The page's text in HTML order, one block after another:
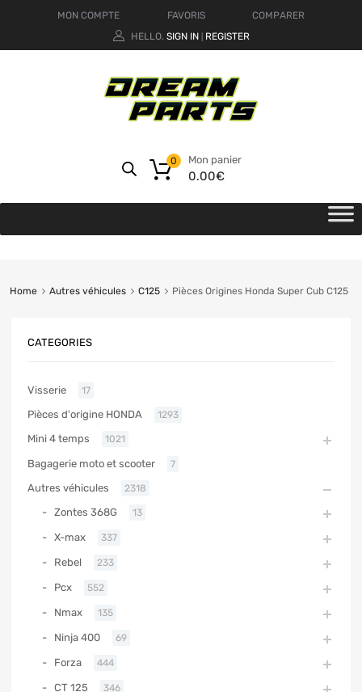
MON COMPTE FAVORIS
COMPARER
HELLO. SIGN IN REGISTER
Mon panier
0.00€
0
Home Autres véhicules C125 Pièces Origines Honda Super Cub C125
CATEGORIES
Visserie 17
Pièces d'origine HONDA 1293
Mini 4 temps 1021
Bagagerie moto et scooter 7
Autres véhicules 2318
Zontes 368G 13
X-max 337
Rebel 233
Pcx 552
Nmax 135
Ninja 400 69
Forza 444
CT 125 346